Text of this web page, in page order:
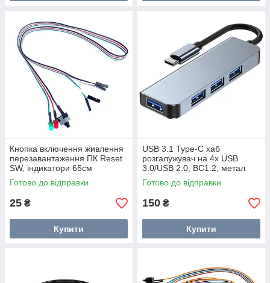
Кнопка включення живлення
перезавантаження ПК Reset
SW, індикатори 65см
Готово до відправки
25 ₴
Купити
USB 3.1 Type-C хаб
розгалужувач на 4x USB
3.0/USB 2.0, BC1.2, метал
Готово до відправки
150 ₴
Купити